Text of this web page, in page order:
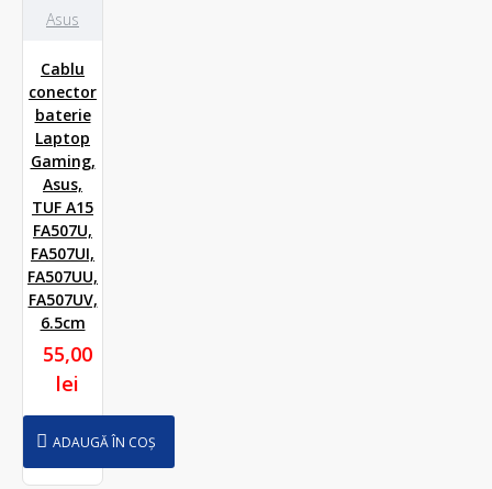
Asus
Cablu
conector
baterie
Laptop
Gaming,
Asus,
TUF A15
FA507U,
FA507UI,
FA507UU,
FA507UV,
6.5cm
55,00
lei
ADAUGĂ ÎN COȘ